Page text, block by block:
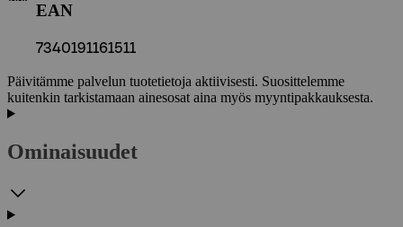
EAN
7340191161511
Päivitämme palvelun tuotetietoja aktiivisesti. Suosittelemme
kuitenkin tarkistamaan ainesosat aina myös myyntipakkauksesta.
Ominaisuudet